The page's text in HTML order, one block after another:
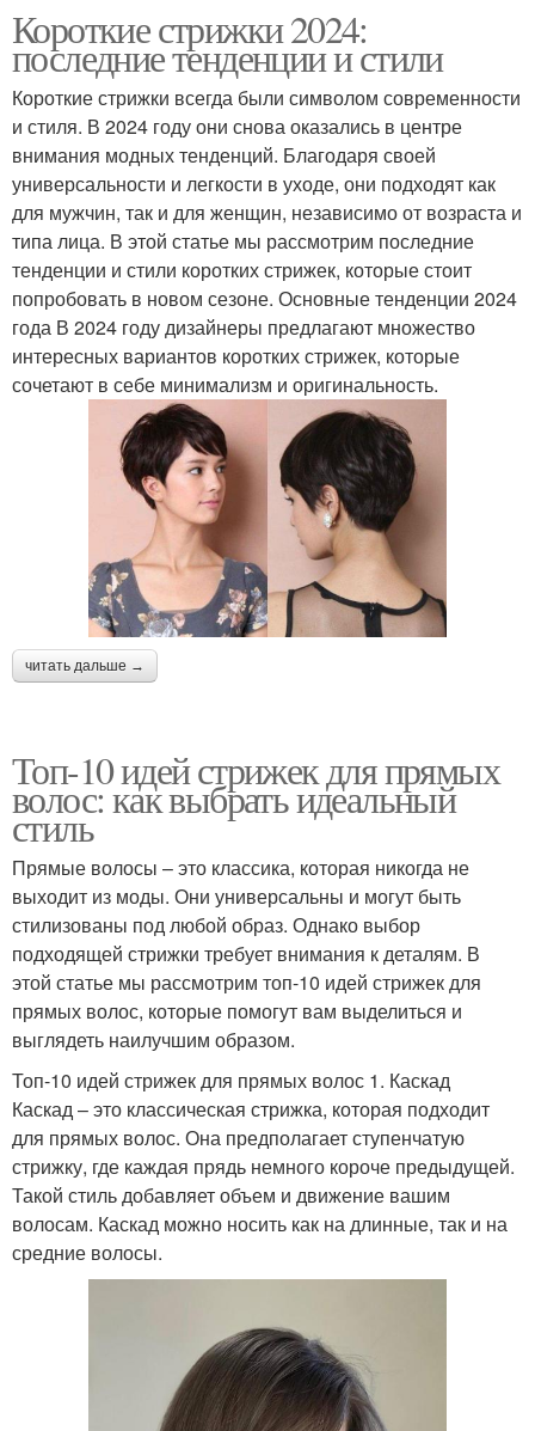
Короткие стрижки 2024:
последние тенденции и стили
Короткие стрижки всегда были символом современности
и стиля. В 2024 году они снова оказались в центре
внимания модных тенденций. Благодаря своей
универсальности и легкости в уходе, они подходят как
для мужчин, так и для женщин, независимо от возраста и
типа лица. В этой статье мы рассмотрим последние
тенденции и стили коротких стрижек, которые стоит
попробовать в новом сезоне. Основные тенденции 2024
года В 2024 году дизайнеры предлагают множество
интересных вариантов коротких стрижек, которые
сочетают в себе минимализм и оригинальность.
читать дальше →
Топ-10 идей стрижек для прямых
волос: как выбрать идеальный
стиль
Прямые волосы – это классика, которая никогда не
выходит из моды. Они универсальны и могут быть
стилизованы под любой образ. Однако выбор
подходящей стрижки требует внимания к деталям. В
этой статье мы рассмотрим топ-10 идей стрижек для
прямых волос, которые помогут вам выделиться и
выглядеть наилучшим образом.
Топ-10 идей стрижек для прямых волос 1. Каскад
Каскад – это классическая стрижка, которая подходит
для прямых волос. Она предполагает ступенчатую
стрижку, где каждая прядь немного короче предыдущей.
Такой стиль добавляет объем и движение вашим
волосам. Каскад можно носить как на длинные, так и на
средние волосы.